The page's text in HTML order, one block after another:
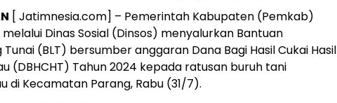
[ Jatimnesia.com] – Pemerintah Kabupaten (Pemkab)
Dinas Sosial (Dinsos) menyalurkan Bantuan
Tunai (BLT) bersumber anggaran Dana Bagi Hasil Cukai Hasil
(DBHCHT) Tahun 2024 kepada ratusan buruh tani
di Kecamatan Parang, Rabu (31/7).